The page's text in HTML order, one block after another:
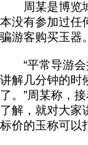
周某是博览城
本没有参加过任
骗游客购买玉器。
“平常导游会
讲解几分钟的时
了。”周某称，
了解，就对大家
标价的玉称可以